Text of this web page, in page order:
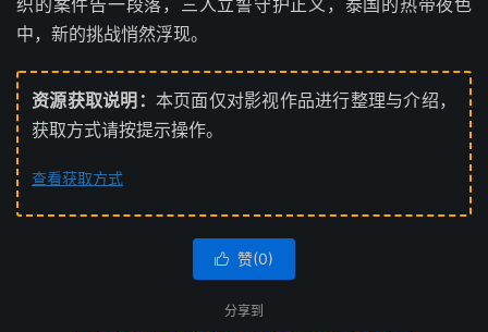
中，新的挑战悄然浮现。
资源获取说明： 本页面仅对影视作品进行整理与介绍，
获取方式请按提示操作。
查看获取方式
 赞(0)
分享到